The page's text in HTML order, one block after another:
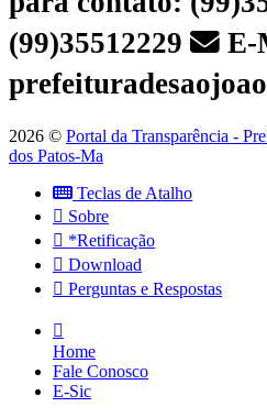
(99)35512229
E-
2026 © Portal da Transparência -
dos Patos-Ma
Teclas de Atalho
Sobre
*Retificação
Download
Perguntas e Respostas
Home
Fale Conosco
E-Sic